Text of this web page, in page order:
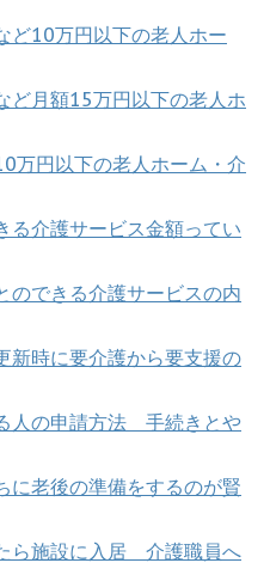
ど10万円以下の老人ホー
ど月額15万円以下の老人ホ
万円以下の老人ホーム・介
る介護サービス金額ってい
のできる介護サービスの内
時に要介護から要支援の
人の申請方法 手続きとや
に老後の準備をするのが賢
ら施設に入居 介護職員へ